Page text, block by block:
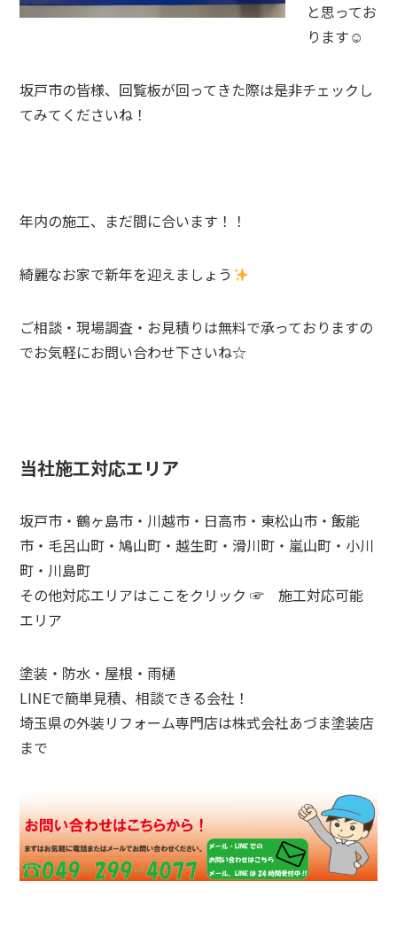
と思ってお
ります☺
坂戸市の皆様、回覧板が回ってきた際は是非チェックし
てみてくださいね！
年内の施工、まだ間に合います！！
綺麗なお家で新年を迎えましょう
ご相談・現場調査・お見積りは無料で承っておりますの
でお気軽にお問い合わせ下さいね☆
当社施工対応エリア
坂戸市・鶴ヶ島市・川越市・日高市・東松山市・飯能
市・毛呂山町・鳩山町・越生町・滑川町・嵐山町・小川
町・川島町
その他対応エリアはここをクリック ☞施工対応可能
エリア
塗装・防水・屋根・雨樋
LINEで簡単見積、相談できる会社！
埼玉県の外装リフォーム専門店は株式会社あづま塗装店
まで